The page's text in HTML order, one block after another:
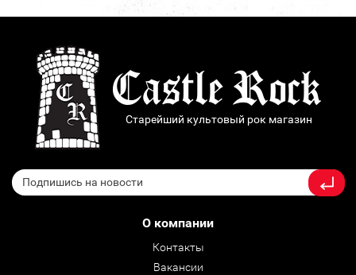
Старейший культовый рок магазин
О компании
Контакты
Вакансии